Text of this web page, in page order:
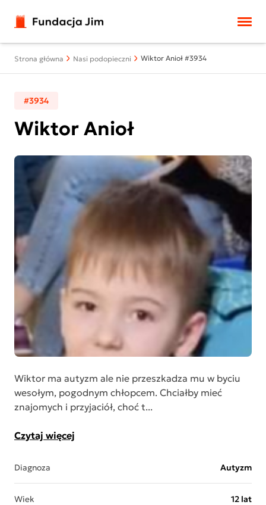
Strona główna Nasi podopieczni Wiktor Anioł #3934
#3934
Wiktor Anioł
Wiktor ma autyzm ale nie przeszkadza mu w byciu
wesołym, pogodnym chłopcem. Chciałby mieć
znajomych i przyjaciół, choć t...
Czytaj więcej
Diagnoza Autyzm
Wiek 12 lat